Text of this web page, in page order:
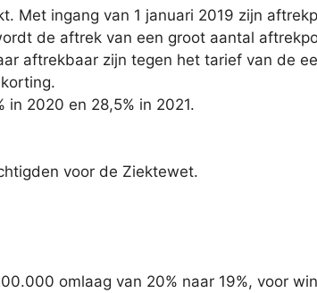
Met ingang van 1 januari 2019 zijn
de aftrek van een groot aantal
aftrekbaar zijn tegen het tarief van de
2020 en 28,5% in 2021.
voor de Ziektewet.
omlaag van 20% naar 19%, voor